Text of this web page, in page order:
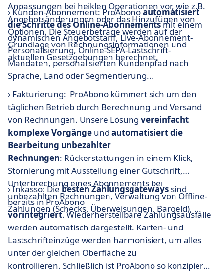
Anpassungen bei heiklen Operationen vor, wie z.B.
Angebotsänderungen oder das Hinzufügen von
Optionen. Die Steuerbeträge werden auf der
Grundlage von Rechnungsinformationen und
aktuellen Gesetzgebungen berechnet.
› Kunden-Abonnement: ProAbonoautomatisiert
die Schritte des Online-Abonnementsmit einem
dynamischen Angebotstarif, Live-Abonnement-
Personalisierung, Online-SEPA-Lastschrift-
Mandaten, personalisierten Kundenpfad nach
Sprache, Land oder Segmentierung...
› Fakturierung: ProAbono kümmert sich um den
täglichen Betrieb durch Berechnung und Versand
von Rechnungen. Unsere Lösung vereinfacht
komplexe Vorgänge und automatisiert die
Bearbeitung unbezahlter
Rechnungen: Rückerstattungen in einem Klick,
Stornierung mit Ausstellung einer Gutschrift,
Unterbrechung eines Abonnements bei
unbezahlten Rechnungen, Verwaltung von Offline-
Zahlungen (Schecks, Überweisungen, Bargeld), ...
› Inkasso: Diebesten Zahlungsgateways sind
bereits in ProAbono
vorintegriert. Wiederherstellbare Zahlungsausfälle
werden automatisch dargestellt. Karten- und
Lastschrifteinzüge werden harmonisiert, um alles
unter der gleichen Oberfläche zu
kontrollieren. Schließlich ist ProAbono so konzipiert,